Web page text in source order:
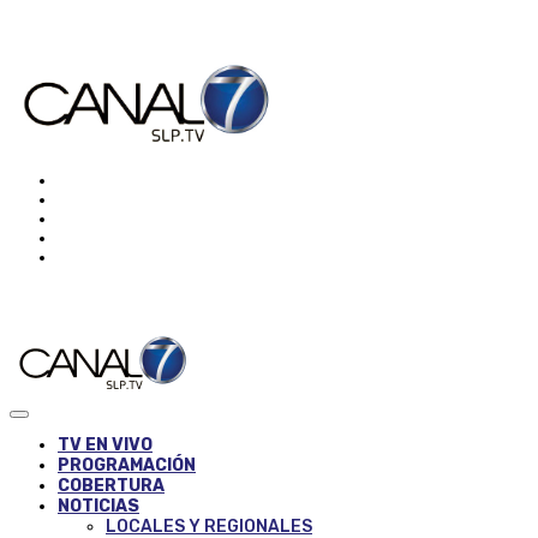
TV EN VIVO
PROGRAMACIÓN
COBERTURA
NOTICIAS
LOCALES Y REGIONALES